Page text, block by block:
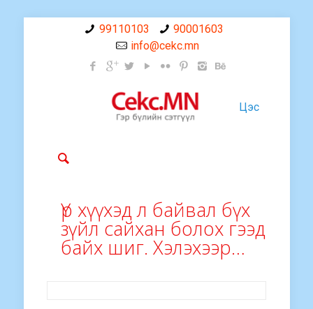
99110103
90001603
info@cekc.mn
Цэс
Үр хүүхэд л байвал бүх
зүйл сайхан болох гээд
байх шиг. Хэлэхээр…